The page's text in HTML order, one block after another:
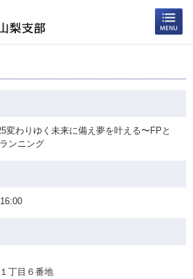
変わりゆく未来に備え夢を叶える〜FPと
ンニング
丁目６番地